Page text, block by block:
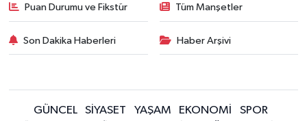
Puan Durumu ve Fikstür Tüm Manşetler
Son Dakika Haberleri Haber Arşivi
GÜNCEL SİYASET YAŞAM EKONOMİ
SPOR